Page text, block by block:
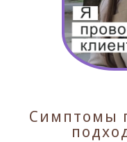
Симптомы